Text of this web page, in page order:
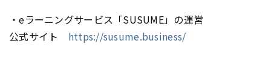
・eラーニングサービス「SUSUME」の運営
公式サイト https://susume.business/